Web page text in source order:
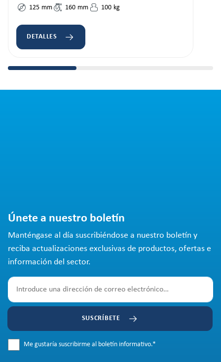
125 mm 160 mm 100 kg
DETALLES
Únete a nuestro boletín
Manténgase al día suscribiéndose a nuestro boletín y
reciba actualizaciones exclusivas de productos, ofertas e
información del sector.
SUSCRÍBETE
Me gustaría suscribirme al boletín informativo.*